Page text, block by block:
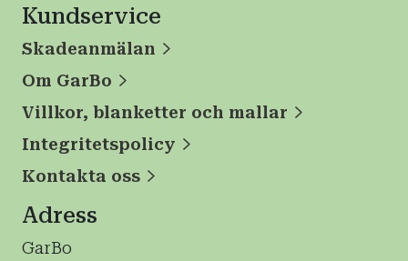
Kundservice
Skadeanmälan
Om GarBo
Villkor, blanketter och mallar
Integritetspolicy
Kontakta oss
Adress
GarBo